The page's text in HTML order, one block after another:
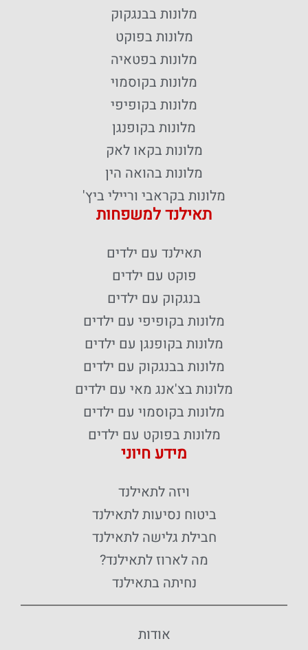
מלונות בבנגקוק
מלונות בפוקט
מלונות בפטאיה
מלונות בקוסמוי
מלונות בקופיפי
מלונות בקופנגן
מלונות בקאו לאק
מלונות בהואה הין
מלונות בקראבי וריילי ביץ'
תאילנד למשפחות
תאילנד עם ילדים
פוקט עם ילדים
בנגקוק עם ילדים
מלונות בקופיפי עם ילדים
מלונות בקופנגן עם ילדים
מלונות בבנגקוק עם ילדים
מלונות בצ'אנג מאי עם ילדים
מלונות בקוסמוי עם ילדים
מלונות בפוקט עם ילדים
מידע חיוני
ויזה לתאילנד
ביטוח נסיעות לתאילנד
חבילת גלישה לתאילנד
מה לארוז לתאילנד?
נחיתה בתאילנד
אודות